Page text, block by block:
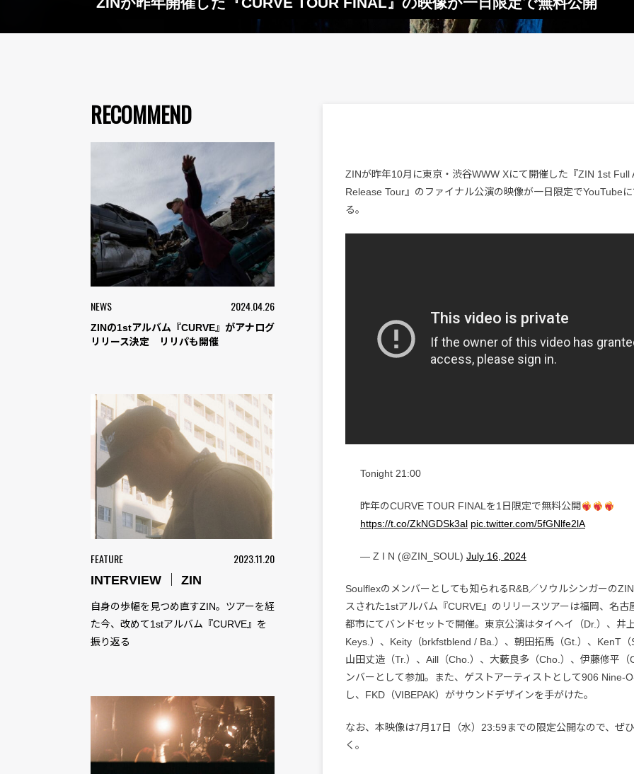
RECOMMEND
NEWS 2024.04.26
ZINの1stアルバム『CURVE』がアナログ
リリース決定 リリパも開催
FEATURE 2023.11.20
INTERVIEW ｜ ZIN
自身の歩幅を見つめ直すZIN。ツアーを経
た今、改めて1stアルバム『CURVE』を
振り返る
ZINが昨年10月に東京・渋谷WWW Xにて開催した『ZIN 1st Full
Release Tour』のファイナル公演の映像が一日限定でYouTube
る。
Tonight 21:00
昨年のCURVE TOUR FINALを1日限定で無料公開
https://t.co/ZkNGDSk3al pic.twitter.com/5fGNlfe2lA
— Z I N (@ZIN_SOUL) July 16, 2024
Soulflexのメンバーとしても知られるR&B／ソウルシンガーの
スされた1stアルバム『CURVE』のリリースツアーは福岡、名古
都市にてバンドセットで開催。東京公演はタイヘイ（Dr.）、井
Keys.）、Keity（brkfstblend / Ba.）、朝田拓馬（Gt.）、KenT（
山田丈造（Tr.）、Aill（Cho.）、大藪良多（Cho.）、伊藤修平（
ンバーとして参加。また、ゲストアーティストとして906 Nine-
し、FKD（VIBEPAK）がサウンドデザインを手がけた。
なお、本映像は7月17日（水）23:59までの限定公開なので、ぜ
く。